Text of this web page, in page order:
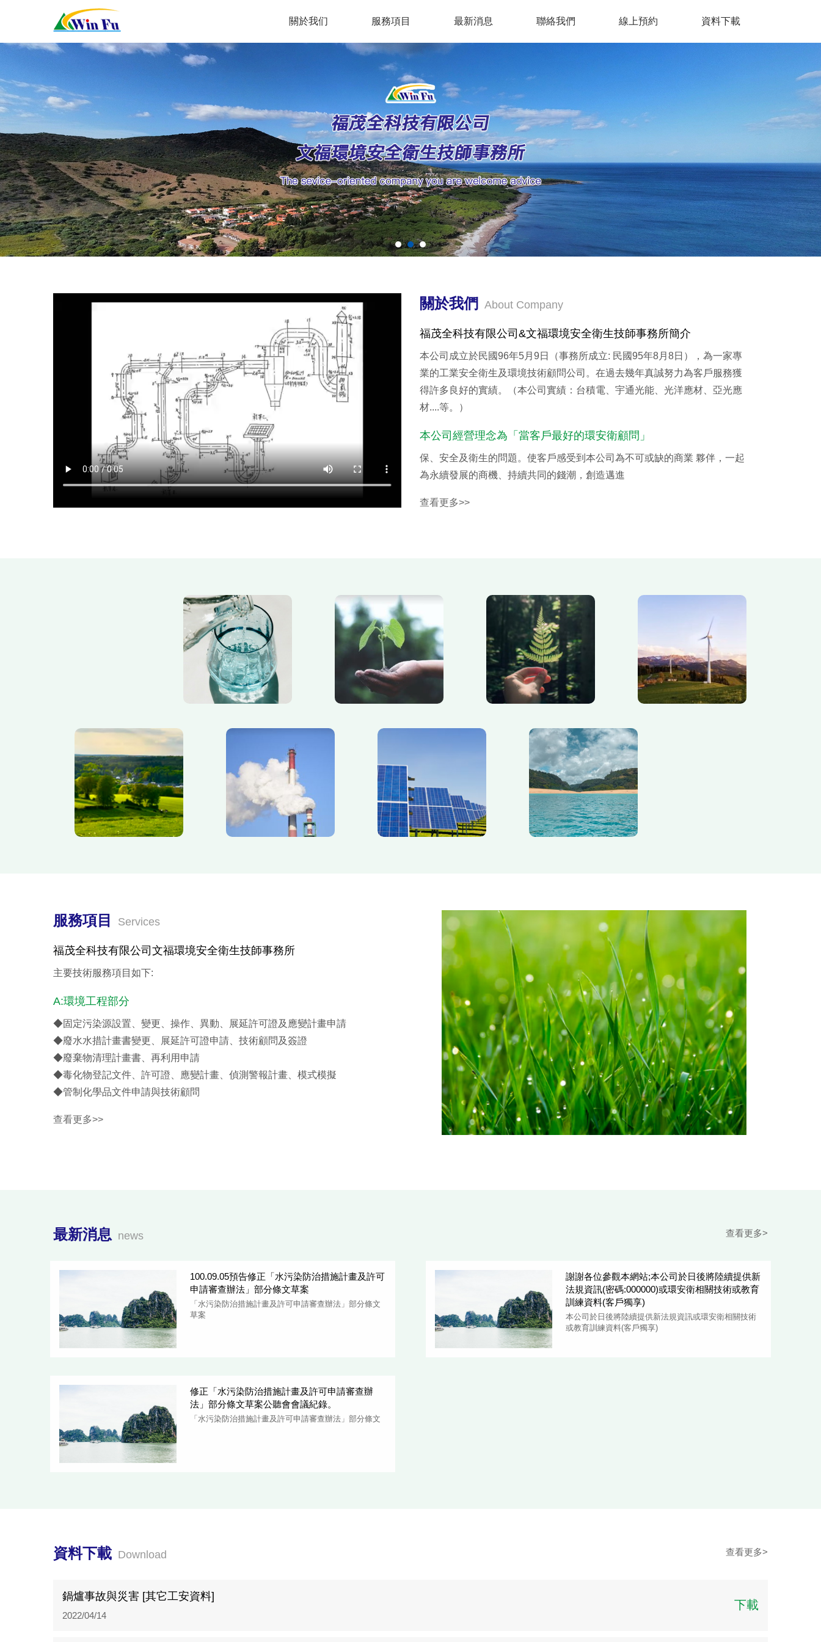
關於我们 服務項目 最新消息 聯絡我們 線上預約 資料下載
於
们
服
項
新
息
聯
我
們
上
預
約
資
料
下
載
關於我們 About Company
福茂全科技有限公司&文福環境安全衛生技師事務所簡介
本公司成立於民國96年5月9日（事務所成立: 民國95年8月8日），為一家專
業的工業安全衛生及環境技術顧問公司。在過去幾年真誠努力為客戶服務獲
得許多良好的實績。（本公司實績：台積電、宇通光能、光洋應材、亞光應
材....等。）
本公司經營理念為「當客戶最好的環安衛顧問」
保、安全及衛生的問題。使客戶感受到本公司為不可或缺的商業 夥伴，一起
為永續發展的商機、持續共同的錢潮，創造邁進
查看更多>>
服務項目 Services
福茂全科技有限公司文福環境安全衛生技師事務所
主要技術服務項目如下:
A:環境工程部分
◆固定污染源設置、變更、操作、異動、展延許可證及應變計畫申請
◆廢水水措計畫書變更、展延許可證申請、技術顧問及簽證
◆廢棄物清理計畫書、再利用申請
◆毒化物登記文件、許可證、應變計畫、偵測警報計畫、模式模擬
◆管制化學品文件申請與技術顧問
查看更多>>
最新消息 news 查看更多>
100.09.05預告修正「水污染防治措施計畫及許可
申請審查辦法」部分條文草案
「水污染防治措施計畫及許可申請審查辦法」部分條文
草案
謝謝各位參觀本網站;本公司於日後將陸續提供新
法規資訊(密碼:000000)或環安衛相關技術或教育
訓練資料(客戶獨享)
本公司於日後將陸續提供新法規資訊或環安衛相關技術
或教育訓練資料(客戶獨享)
修正「水污染防治措施計畫及許可申請審查辦
法」部分條文草案公聽會會議紀錄。
「水污染防治措施計畫及許可申請審查辦法」部分條文
資料下載 Download 查看更多>
鍋爐事故與災害 [其它工安資料]
2022/04/14
下載